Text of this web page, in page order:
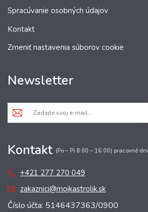
Spracúvanie osobných údajov
Kontakt
Zmeniť nastavenia súborov cookie
Newsletter
Kontakt (Po – Pi 8:00 – 16:00) pracovné dni
+421 277 270 049
zakaznici@mojkastrolik.sk
Číslo účta: 5146437363/0900